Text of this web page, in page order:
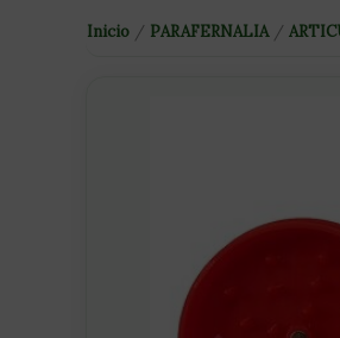
Inicio / PARAFERNALIA /